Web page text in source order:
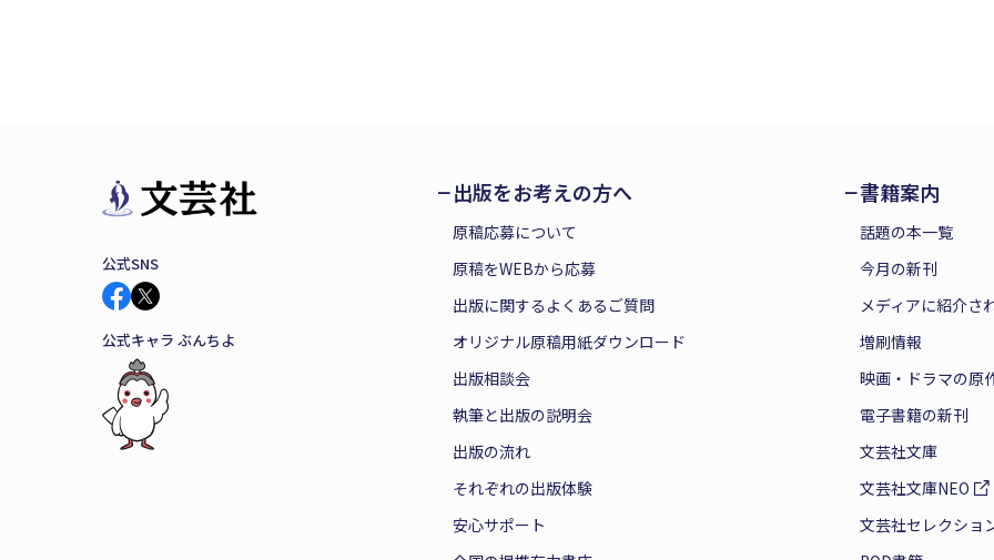
公式SNS
公式キャラ ぶんちよ
出版をお考えの方へ
原稿応募について
原稿をWEBから応募
出版に関するよくあるご質問
オリジナル原稿用紙ダウンロード
出版相談会
執筆と出版の説明会
出版の流れ
それぞれの出版体験
安心サポート
書籍案内
話題の本一覧
今月の新刊
メディアに紹介さ
増刷情報
映画・ドラマの原
電子書籍の新刊
文芸社文庫
文芸社文庫NEO
文芸社セレクショ